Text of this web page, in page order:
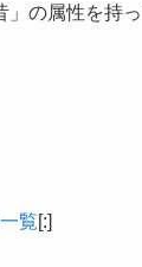
」の属性を持
覧[:]